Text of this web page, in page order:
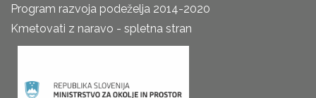
Program razvoja podeželja 2014-2020
Kmetovati z naravo - spletna stran